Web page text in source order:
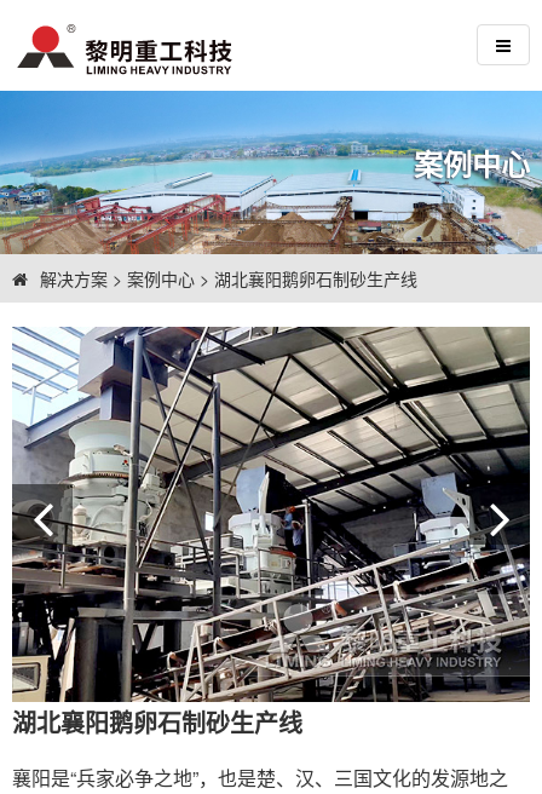
案例中心
解决方案 > 案例中心 > 湖北襄阳鹅卵石制砂生产线
湖北襄阳鹅卵石制砂生产线
襄阳是“兵家必争之地”，也是楚、汉、三国文化的发源地之